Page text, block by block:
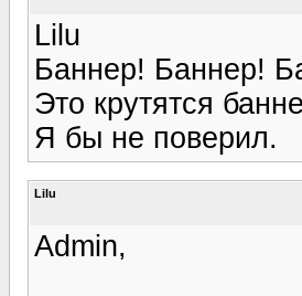
Lilu
Баннер! Баннер!
Это крутятся
Я бы не поверил.
Lilu
Admin,